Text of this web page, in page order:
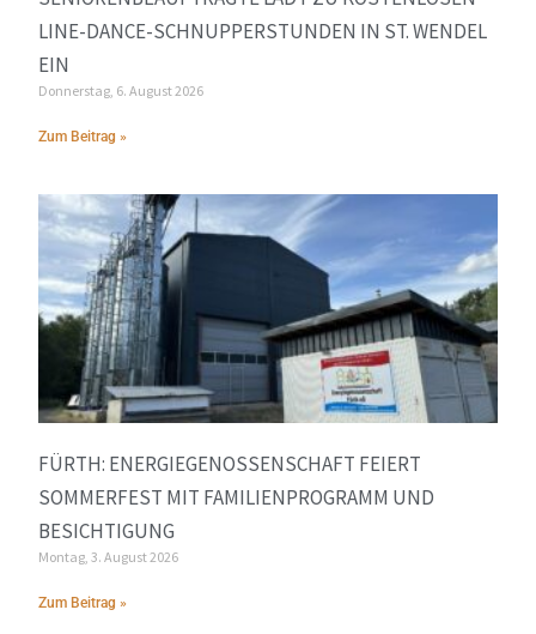
LINE-DANCE-SCHNUPPERSTUNDEN IN ST. WENDEL
EIN
Donnerstag, 6. August 2026
Zum Beitrag »
FÜRTH: ENERGIEGENOSSENSCHAFT FEIERT
SOMMERFEST MIT FAMILIENPROGRAMM UND
BESICHTIGUNG
Montag, 3. August 2026
Zum Beitrag »